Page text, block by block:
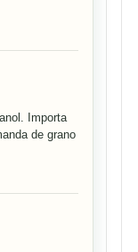
Importa
de grano